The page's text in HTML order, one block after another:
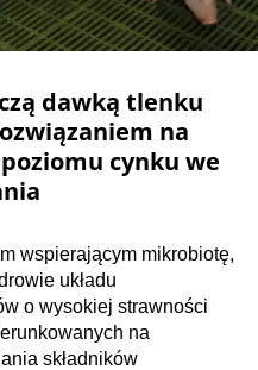
dawką tlenku
na
cynku we
wspierającym mikrobiotę,
układu
o wysokiej strawności
na
składników